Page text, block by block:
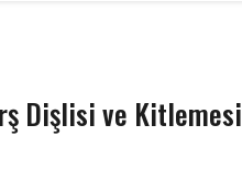
BLADE 250
Dişlisi ve Kitlemesi